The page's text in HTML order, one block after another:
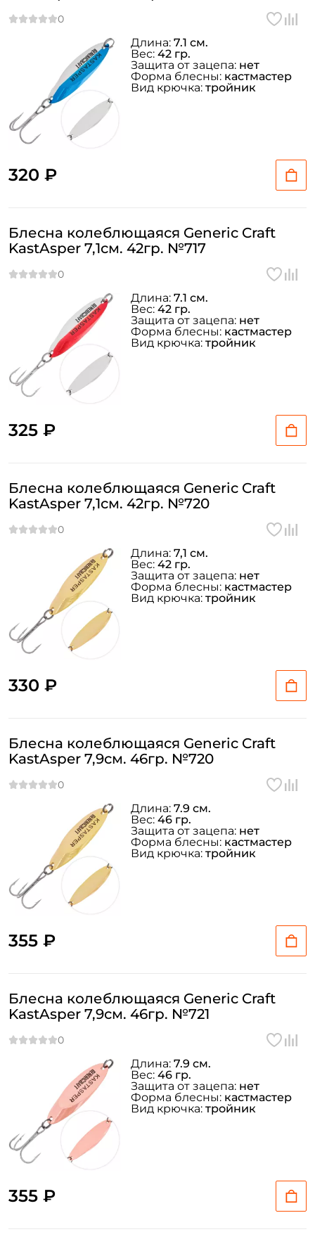
320 ₽
Длина: 7.1 см.
Вес: 42 гр.
Защита от зацепа: нет
Форма блесны: кастмастер
Вид крючка: тройник
Блесна колеблющаяся Generic Craft
KastAsper 7,1см. 42гр. №717
325 ₽
Длина: 7.1 см.
Вес: 42 гр.
Защита от зацепа: нет
Форма блесны: кастмастер
Вид крючка: тройник
Блесна колеблющаяся Generic Craft
KastAsper 7,1см. 42гр. №720
330 ₽
Длина: 7,1 см.
Вес: 42 гр.
Защита от зацепа: нет
Форма блесны: кастмастер
Вид крючка: тройник
Блесна колеблющаяся Generic Craft
KastAsper 7,9см. 46гр. №720
355 ₽
Длина: 7.9 см.
Вес: 46 гр.
Защита от зацепа: нет
Форма блесны: кастмастер
Вид крючка: тройник
Блесна колеблющаяся Generic Craft
KastAsper 7,9см. 46гр. №721
355 ₽
Длина: 7.9 см.
Вес: 46 гр.
Защита от зацепа: нет
Форма блесны: кастмастер
Вид крючка: тройник
Номер телефона: *
Заполняя данную форму вы соглашаетесь на обработку
персональных данных
У меня уже есть аккаунт